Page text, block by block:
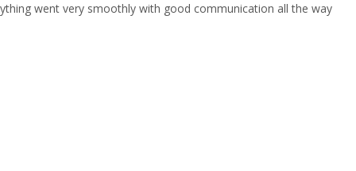
went very smoothly with good communication all the way